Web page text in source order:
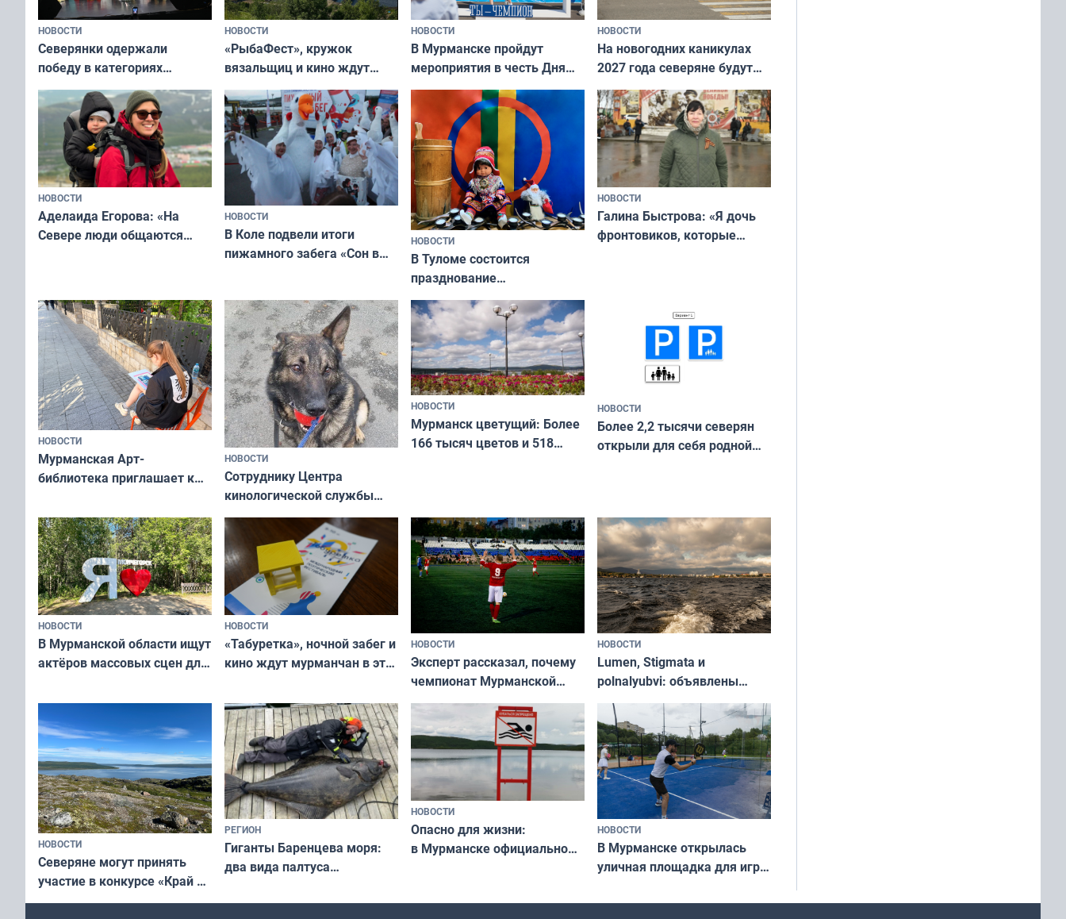
НОВОСТИ
Северянки одержали
победу в категориях
всероссийского конкурса
«Мисс и Миссис Великая
Русь»
НОВОСТИ
«РыбаФест», кружок
вязальщиц и кино ждут
мурманчан в эти выходные
НОВОСТИ
В Мурманске пройдут
мероприятия в честь Дня
физкультурника
НОВОСТИ
На новогодних каникулах
2027 года северяне будут
отдыхать 11 дней
НОВОСТИ
Аделаида Егорова: «На
Севере люди общаются
НОВОСТИ
В Коле подвели итоги
пижамного забега «Сон в
НОВОСТИ
В Туломе состоится
празднование
Международного дня
коренных народов мира
НОВОСТИ
Галина Быстрова: «Я дочь
фронтовиков, которые
НОВОСТИ
Мурманская Арт-
библиотека приглашает к
и фотографов
НОВОСТИ
Сотруднику Центра
кинологической службы
ищут новый дом
НОВОСТИ
Мурманск цветущий: Более
166 тысяч цветов и 518
НОВОСТИ
Более 2,2 тысячи северян
открыли для себя родной
НОВОСТИ
В Мурманской области ищут
актёров массовых сцен для
короткометражном фильме
НОВОСТИ
«Табуретка», ночной забег и
кино ждут мурманчан в эти
НОВОСТИ
Эксперт рассказал, почему
чемпионат Мурманской
области по футболу остался
незамеченным
НОВОСТИ
Lumen, Stigmata и
polnalyubvi: объявлены
хедлайнеры фестиваля
«Имандра» в 2026 года
НОВОСТИ
Северяне могут принять
участие в конкурсе «Край у
северной границы: фотогид
РЕГИОН
Гиганты Баренцева моря:
два вида палтуса
НОВОСТИ
Опасно для жизни:
в Мурманске официально
НОВОСТИ
В Мурманске открылась
уличная площадка для игры